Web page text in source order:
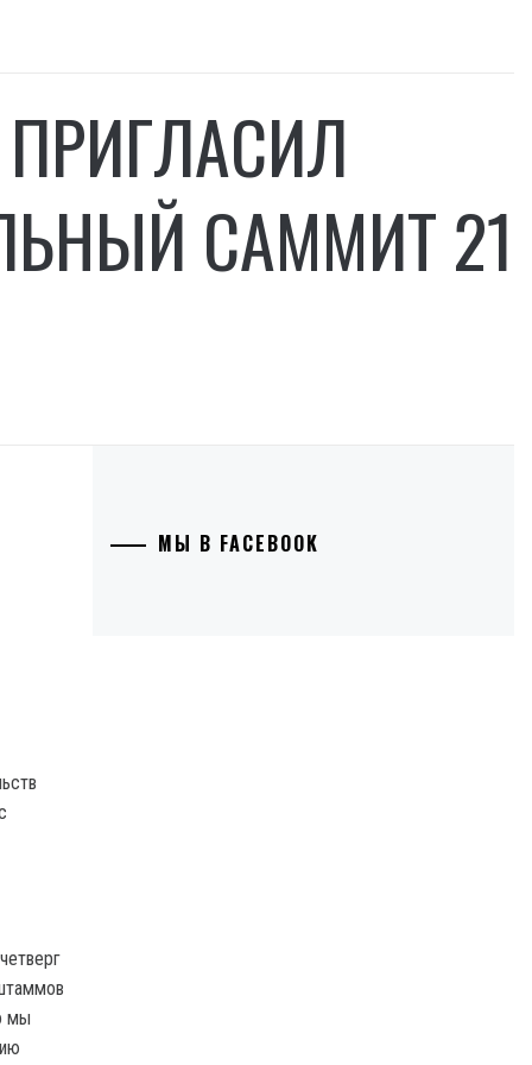
САММИТ 21
мы
МЫ В FACEBOOK